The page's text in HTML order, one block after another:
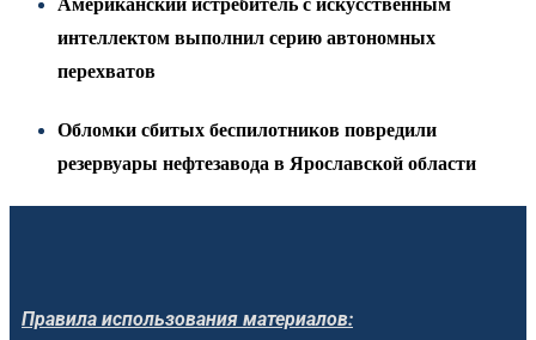
Американский истребитель с искусственным
интеллектом выполнил серию автономных
перехватов
Обломки сбитых беспилотников повредили
резервуары нефтезавода в Ярославской области
Правила использования материалов: